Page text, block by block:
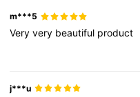
m***5
Veryvery beautiful product
j***u